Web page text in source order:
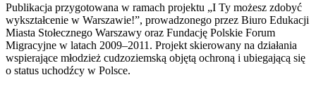
Publikacja przygotowana w ramach projektu „I Ty możesz zdobyć
wykształcenie w Warszawie!”, prowadzonego przez Biuro Edukacji
Miasta Stołecznego Warszawy oraz Fundację Polskie Forum
Migracyjne w latach 2009–2011. Projekt skierowany na działania
wspierające młodzież cudzoziemską objętą ochroną i ubiegającą się
o status uchodźcy w Polsce.